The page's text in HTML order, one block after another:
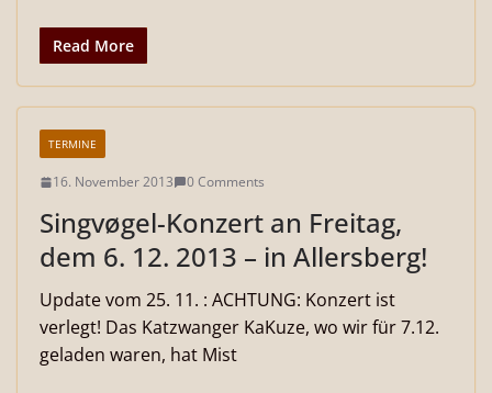
Read More
TERMINE
16. November 2013 0 Comments
Singvøgel-Konzert an Freitag,
dem 6. 12. 2013 – in Allersberg!
Update vom 25. 11. : ACHTUNG: Konzert ist
verlegt! Das Katzwanger KaKuze, wo wir für 7.12.
geladen waren, hat Mist